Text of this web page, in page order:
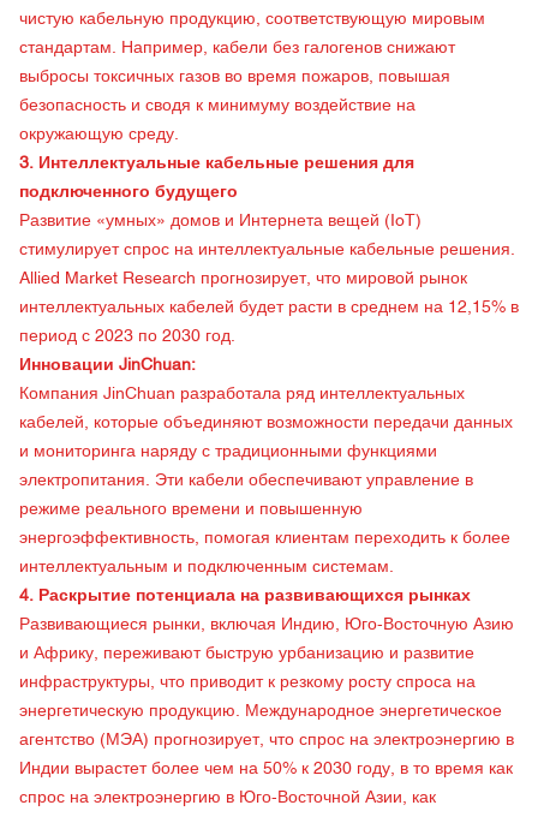
чистую кабельную продукцию, соответствующую мировым
стандартам. Например, кабели без галогенов снижают
выбросы токсичных газов во время пожаров, повышая
безопасность и сводя к минимуму воздействие на
окружающую среду.
3. Интеллектуальные кабельные решения для
подключенного будущего
Развитие «умных» домов и Интернета вещей (IoT)
стимулирует спрос на интеллектуальные кабельные решения.
Allied Market Research прогнозирует, что мировой рынок
интеллектуальных кабелей будет расти в среднем на 12,15% в
период с 2023 по 2030 год.
Инновации JinChuan:
Компания JinChuan разработала ряд интеллектуальных
кабелей, которые объединяют возможности передачи данных
и мониторинга наряду с традиционными функциями
электропитания. Эти кабели обеспечивают управление в
режиме реального времени и повышенную
энергоэффективность, помогая клиентам переходить к более
интеллектуальным и подключенным системам.
4. Раскрытие потенциала на развивающихся рынках
Развивающиеся рынки, включая Индию, Юго-Восточную Азию
и Африку, переживают быструю урбанизацию и развитие
инфраструктуры, что приводит к резкому росту спроса на
энергетическую продукцию. Международное энергетическое
агентство (МЭА) прогнозирует, что спрос на электроэнергию в
Индии вырастет более чем на 50% к 2030 году, в то время как
спрос на электроэнергию в Юго-Восточной Азии, как